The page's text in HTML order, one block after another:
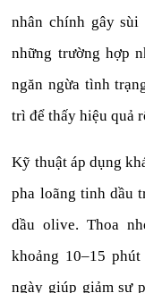
nhân chính gây
những trường hợp
ngăn ngừa tình
trì để thấy hiệu quả
Kỹ thuật áp dụng
pha loãng tinh dầu
dầu olive. Thoa
khoảng 10–15
ngày giúp giảm sự